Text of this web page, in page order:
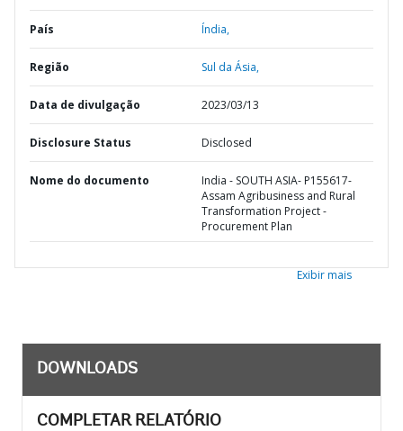
País Índia,
Região Sul da Ásia,
Data de divulgação 2023/03/13
Disclosure Status Disclosed
Nome do documento
India - SOUTH ASIA- P155617-
Assam Agribusiness and Rural
Transformation Project -
Procurement Plan
Exibir mais
DOWNLOADS
COMPLETAR RELATÓRIO